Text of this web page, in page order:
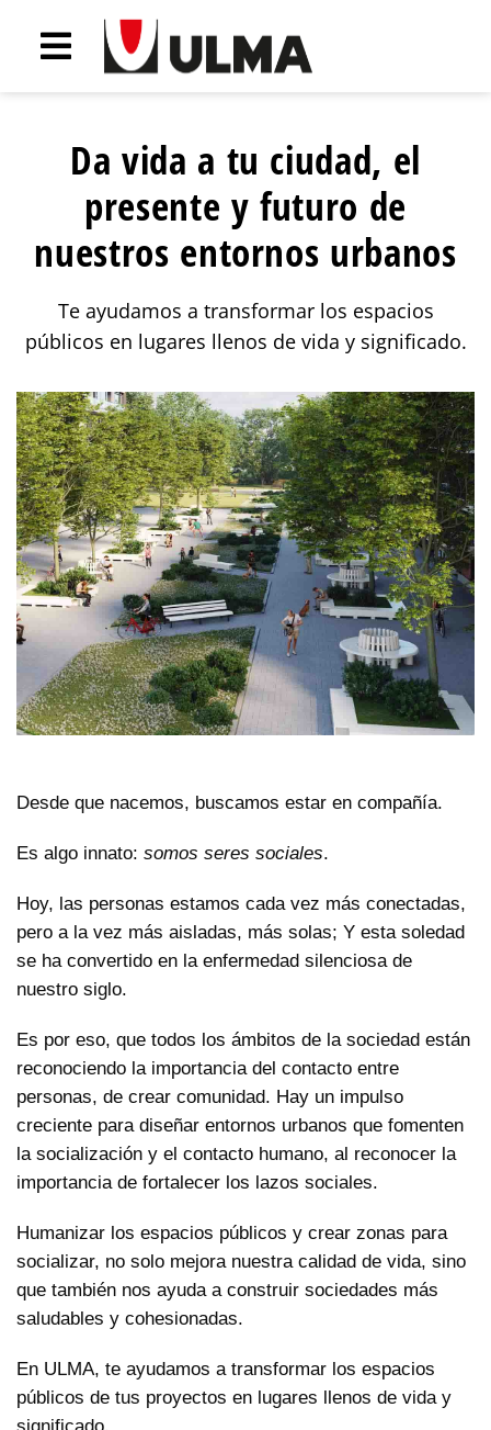
Da vida a tu ciudad, el
presente y futuro de
nuestros entornos urbanos
Te ayudamos a transformar los espacios
públicos en lugares llenos de vida y significado.
Desde que nacemos, buscamos estar en compañía.
Es algo innato: somos seres sociales.
Hoy, las personas estamos cada vez más conectadas,
pero a la vez más aisladas, más solas; Y esta soledad
se ha convertido en la enfermedad silenciosa de
nuestro siglo.
Es por eso, que todos los ámbitos de la sociedad están
reconociendo la importancia del contacto entre
personas, de crear comunidad. Hay un impulso
creciente para diseñar entornos urbanos que fomenten
la socialización y el contacto humano, al reconocer la
importancia de fortalecer los lazos sociales.
Humanizar los espacios públicos y crear zonas para
socializar, no solo mejora nuestra calidad de vida, sino
que también nos ayuda a construir sociedades más
saludables y cohesionadas.
En ULMA, te ayudamos a transformar los espacios
públicos de tus proyectos en lugares llenos de vida y